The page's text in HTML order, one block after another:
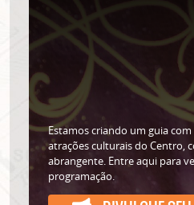
Estamos criando um guia
atrações culturais do Centro,
abrangente. Entre aqui para
programação.
ASSINE
NOSSA
Clique no botão abaixo para
centro de São Paulo no seu